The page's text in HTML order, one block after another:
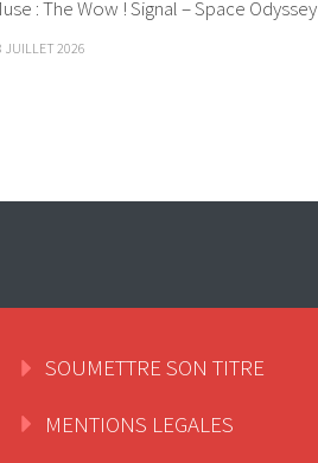
: The Wow ! Signal – Space Odyssey
JUILLET 2026
SOUMETTRE SON TITRE
MENTIONS LEGALES